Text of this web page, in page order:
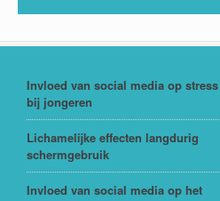
Invloed van social media op stress
bij jongeren
Lichamelijke effecten langdurig
schermgebruik
Invloed van social media op het